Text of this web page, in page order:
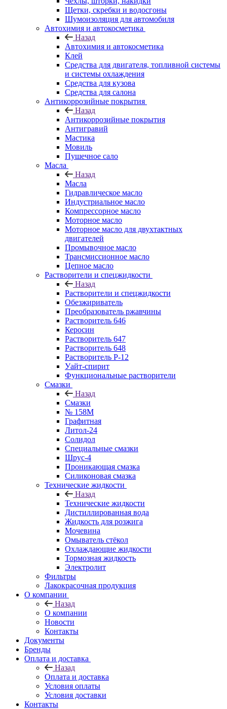
Щетки, скребки и водосгоны
Шумоизоляция для автомобиля
Автохимия и автокосметика
Назад
Автохимия и автокосметика
Клей
Средства для двигателя, топливной системы
и системы охлаждения
Средства для кузова
Средства для салона
Антикоррозийные покрытия
Назад
Антикоррозийные покрытия
Антигравий
Мастика
Мовиль
Пушечное сало
Масла
Назад
Масла
Гидравлическое масло
Индустриальное масло
Компрессорное масло
Моторное масло
Моторное масло для двухтактных
двигателей
Промывочное масло
Трансмиссионное масло
Цепное масло
Растворители и спецжидкости
Назад
Растворители и спецжидкости
Обезжириватель
Преобразователь ржавчины
Растворитель 646
Керосин
Растворитель 647
Растворитель 648
Растворитель Р-12
Уайт-спирит
Функциональные растворители
Смазки
Назад
Смазки
№ 158М
Графитная
Литол-24
Солидол
Специальные смазки
Шрус-4
Проникающая смазка
Силиконовая смазка
Технические жидкости
Назад
Технические жидкости
Дистиллированная вода
Жидкость для розжига
Мочевина
Омыватель стёкол
Охлаждающие жидкости
Тормозная жидкость
Электролит
Фильтры
Лакокрасочная продукция
О компании
Назад
О компании
Новости
Контакты
Документы
Бренды
Оплата и доставка
Назад
Оплата и доставка
Условия оплаты
Условия доставки
Контакты